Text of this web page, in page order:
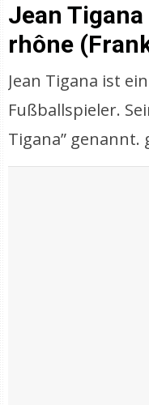
Jean
rhône
Jean Tigana ist
Fußballspieler.
Tigana”